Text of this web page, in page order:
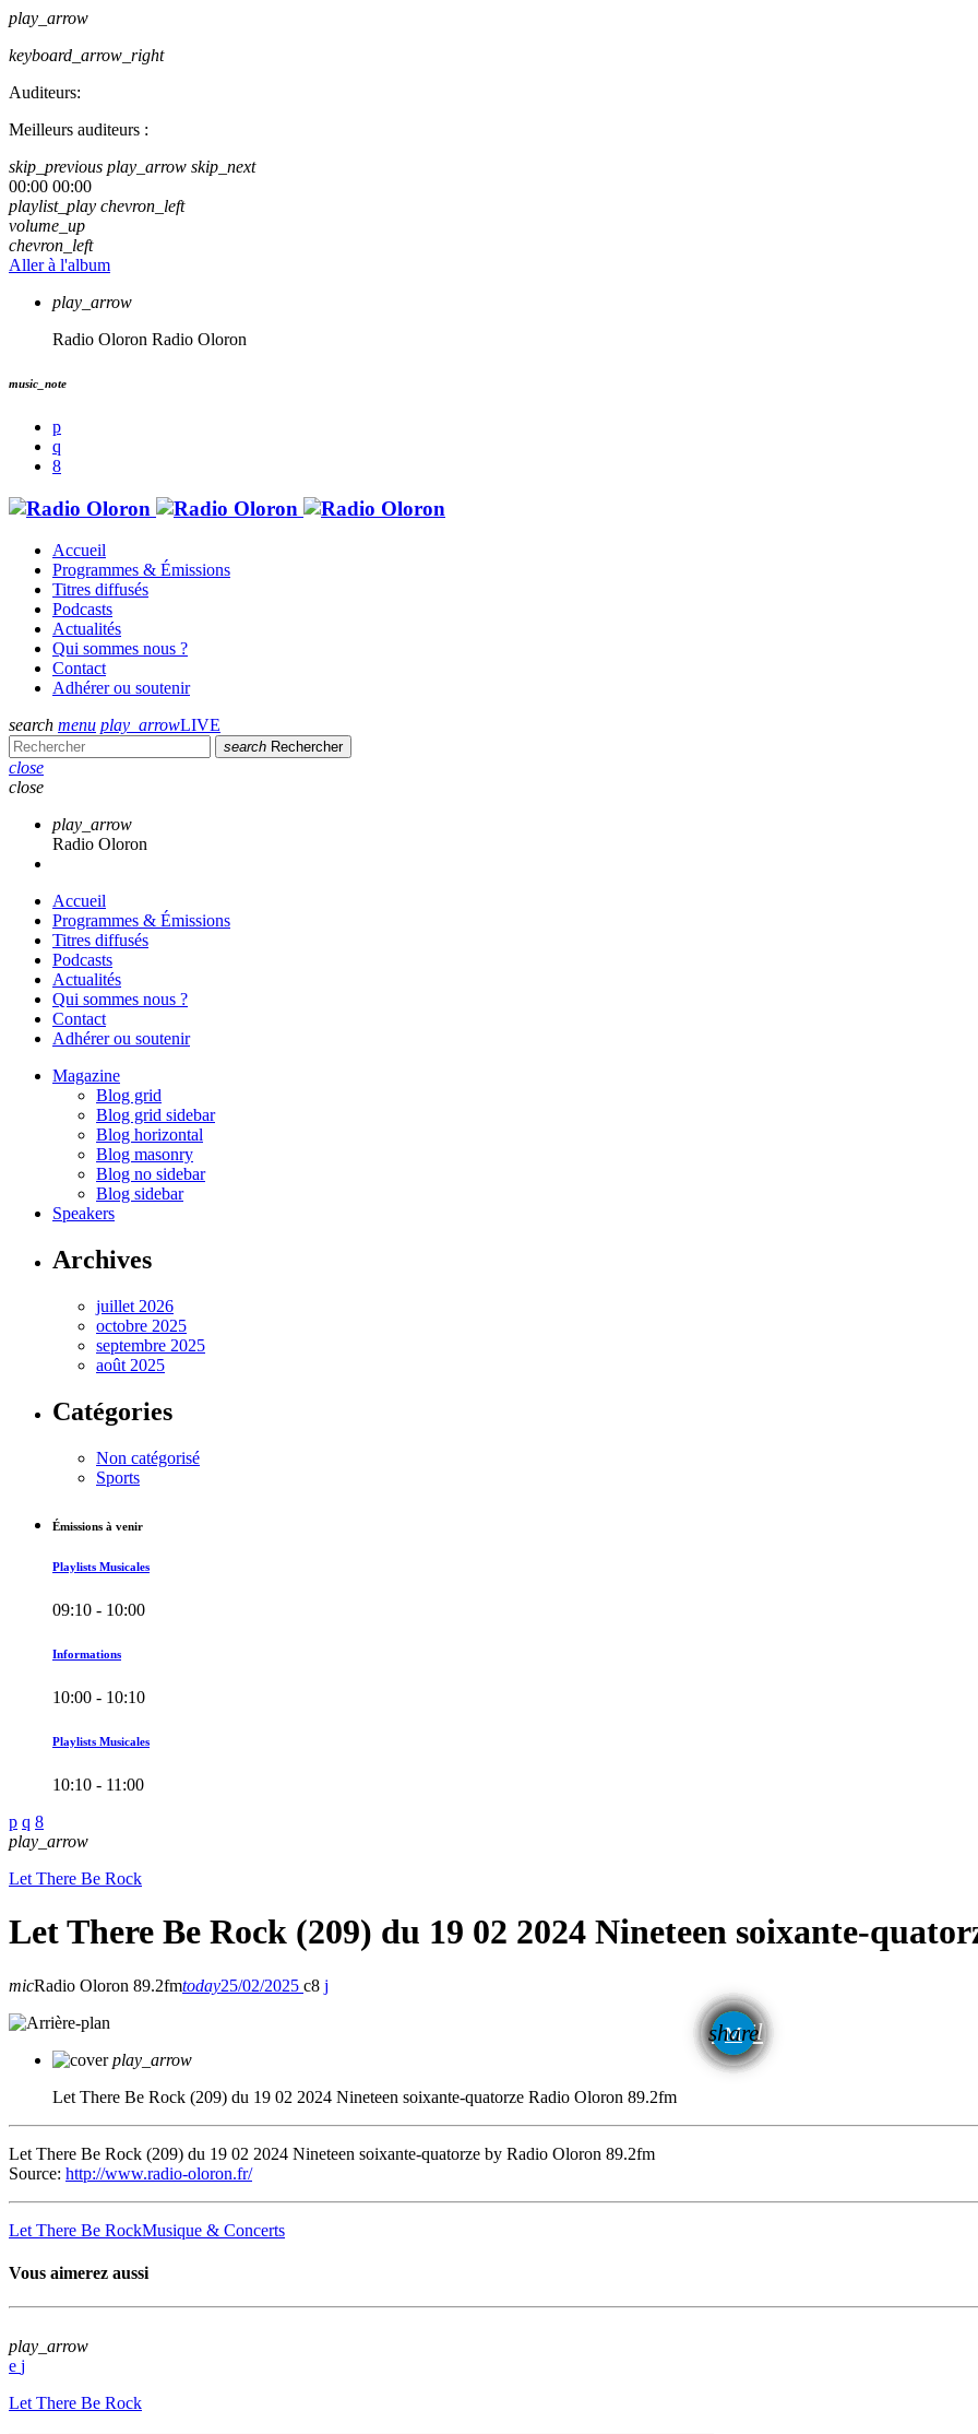
play_arrow
keyboard_arrow_right
Auditeurs:
Meilleurs auditeurs :
skip_previous play_arrow skip_next
00:00 00:00
playlist_play chevron_left
volume_up
chevron_left
Aller à l'album
play_arrow
Radio Oloron Radio Oloron
music_note
Accueil
Programmes & Émissions
Titres diffusés
Podcasts
Actualités
Qui sommes nous ?
Contact
Adhérer ou soutenir
search menu play_arrowLIVE
search Rechercher
close
close
play_arrow
Radio Oloron
Accueil
Programmes & Émissions
Titres diffusés
Podcasts
Actualités
Qui sommes nous ?
Contact
Adhérer ou soutenir
Magazine
Blog grid
Blog grid sidebar
Blog horizontal
Blog masonry
Blog no sidebar
Blog sidebar
Speakers
Archives
juillet 2026
octobre 2025
septembre 2025
août 2025
Catégories
Non catégorisé
Sports
Émissions à venir
Playlists Musicales
09:10 - 10:00
Informations
10:00 - 10:10
Playlists Musicales
10:10 - 11:00
play_arrow
Let There Be Rock
Let There Be Rock (209) du 19 02 2024 Nineteen soixante-
micRadio Oloron 89.2fmtoday25/02/2025 8
share
email
play_arrow
Let There Be Rock (209) du 19 02 2024 Nineteen soixante-quatorze Radio Oloron 89.2fm
Let There Be Rock (209) du 19 02 2024 Nineteen soixante-quatorze by Radio Oloron 89.2fm
Source: http://www.radio-oloron.fr/
Let There Be RockMusique & Concerts
Vous aimerez aussi
play_arrow
Let There Be Rock